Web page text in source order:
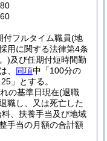
付フルタイム職員(地
用に関する法律第4条
)及び任期付短時間勤
、 同項中「100分の
」とする。
の基準日現在(退職
職し、又は死亡した
、扶養手当及び地域
手当の月額の合計額